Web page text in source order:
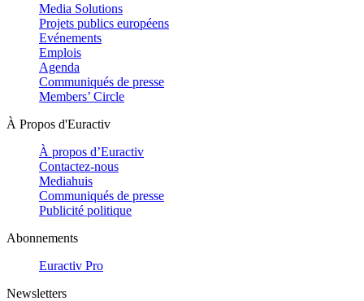
Media Solutions
Projets publics européens
Evénements
Emplois
Agenda
Communiqués de presse
Members’ Circle
À Propos d'Euractiv
À propos d’Euractiv
Contactez-nous
Mediahuis
Communiqués de presse
Publicité politique
Abonnements
Euractiv Pro
Newsletters